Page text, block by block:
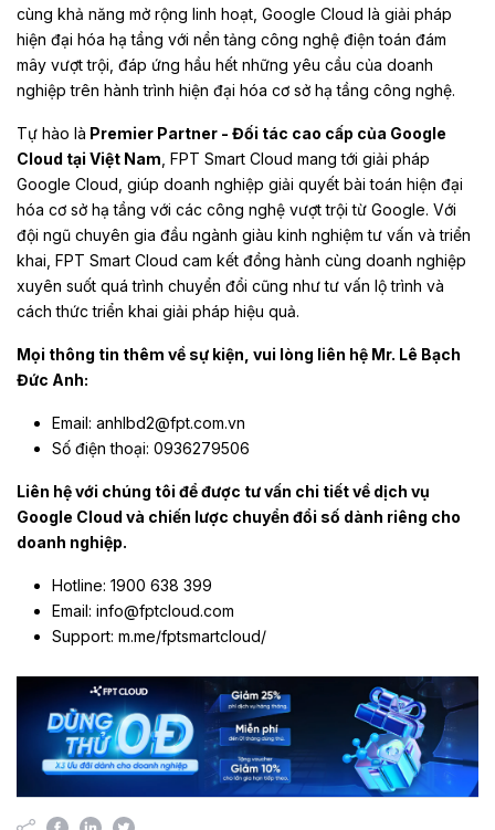
cùng khả năng mở rộng linh hoạt, Google Cloud là giải pháp
hiện đại hóa hạ tầng với nền tảng công nghệ điện toán đám
mây vượt trội, đáp ứng hầu hết những yêu cầu của doanh
nghiệp trên hành trình hiện đại hóa cơ sở hạ tầng công nghệ.
Tự hào là Premier Partner - Đối tác cao cấp của Google
Cloud tại Việt Nam , FPT Smart Cloud mang tới giải pháp
Google Cloud, giúp doanh nghiệp giải quyết bài toán hiện đại
hóa cơ sở hạ tầng với các công nghệ vượt trội từ Google. Với
đội ngũ chuyên gia đầu ngành giàu kinh nghiệm tư vấn và triển
khai, FPT Smart Cloud cam kết đồng hành cùng doanh nghiệp
xuyên suốt quá trình chuyển đổi cũng như tư vấn lộ trình và
cách thức triển khai giải pháp hiệu quả.
Mọi thông tin thêm về sự kiện, vui lòng liên hệ Mr. Lê Bạch
Đức Anh:
Email: anhlbd2@fpt.com.vn
Số điện thoại: 0936279506
Liên hệ với chúng tôi để được tư vấn chi tiết về dịch vụ
Google Cloud và chiến lược chuyển đổi số dành riêng cho
doanh nghiệp.
Hotline: 1900 638 399
Email: info@fptcloud.com
Support: m.me/fptsmartcloud/